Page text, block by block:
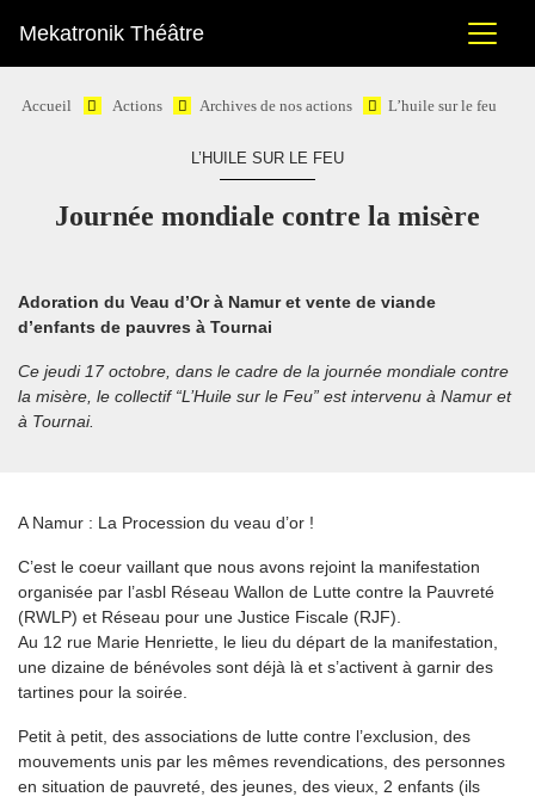
Mekatronik Théâtre
Accueil Actions Archives de nos actions L’huile sur le feu
L’HUILE SUR LE FEU
Journée mondiale contre la misère
Adoration du Veau d’Or à Namur et vente de viande
d’enfants de pauvres à Tournai
Ce jeudi 17 octobre, dans le cadre de la journée mondiale contre
la misère, le collectif “L’Huile sur le Feu” est intervenu à Namur et
à Tournai.
A Namur : La Procession du veau d’or !
C’est le coeur vaillant que nous avons rejoint la manifestation
organisée par l’asbl Réseau Wallon de Lutte contre la Pauvreté
(RWLP) et Réseau pour une Justice Fiscale (RJF).
Au 12 rue Marie Henriette, le lieu du départ de la manifestation,
une dizaine de bénévoles sont déjà là et s’activent à garnir des
tartines pour la soirée.
Petit à petit, des associations de lutte contre l’exclusion, des
mouvements unis par les mêmes revendications, des personnes
en situation de pauvreté, des jeunes, des vieux, 2 enfants (ils